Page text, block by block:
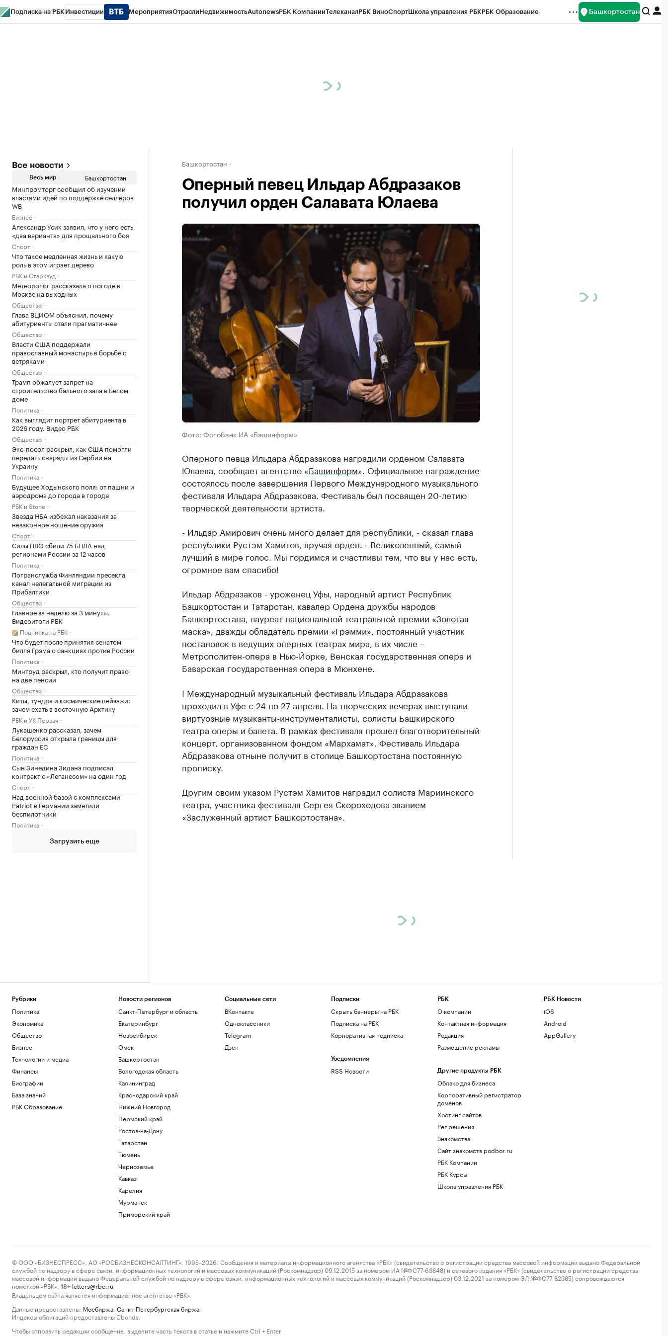
Подписка на РБК Инвестиции МероприятияОтраслиНедвижимостьAutonewsРБК КомпанииТелеканалРБК ВиноСпортШкола управления РБКРБК Образование Башкортостан
Все новости
Весь мир Башкортостан
Минпромторг сообщил об изучении
властями идей по поддержке селлеров
WB
Бизнес
Александр Усик заявил, что у него есть
«два варианта» для прощального боя
Спорт
Что такое медленная жизнь и какую
роль в этом играет дерево
РБК и Старквуд
Метеоролог рассказала о погоде в
Москве на выходных
Общество
Глава ВЦИОМ объяснил, почему
абитуриенты стали прагматичнее
Общество
Власти США поддержали
православный монастырь в борьбе с
ветряками
Общество
Трамп обжалует запрет на
строительство бального зала в Белом
доме
Политика
Как выглядит портрет абитуриента в
2026 году. Видео РБК
Общество
Экс-посол раскрыл, как США помогли
передать снаряды из Сербии на
Украину
Политика
Будущее Ходынского поля: от пашни и
аэродрома до города в городе
РБК и Stone
Звезда НБА избежал наказания за
незаконное ношение оружия
Спорт
Силы ПВО сбили 75 БПЛА над
регионами России за 12 часов
Политика
Погранслужба Финляндии пресекла
канал нелегальной миграции из
Прибалтики
Общество
Главное за неделю за 3 минуты.
Видеоитоги РБК
Подписка на РБК
Что будет после принятия сенатом
билля Грэма о санкциях против России
Политика
Минтруд раскрыл, кто получит право
на две пенсии
Общество
Киты, тундра и космические пейзажи:
зачем ехать в восточную Арктику
РБК и УК Первая
Лукашенко рассказал, зачем
Белоруссия открыла границы для
граждан ЕС
Политика
Сын Зинедина Зидана подписал
контракт с «Леганесом» на один год
Спорт
Над военной базой с комплексами
Patriot в Германии заметили
беспилотники
Политика
Загрузить еще
Башкортостан
Оперный певец Ильдар Абдразаков
получил орден Салавата Юлаева
Фото: Фотобанк ИА «Башинформ»
Оперного певца Ильдара Абдразакова наградили орденом Салавата
Юлаева, сообщает агентство «Башинформ». Официальное награждение
состоялось после завершения Первого Международного музыкального
фестиваля Ильдара Абдразакова. Фестиваль был посвящен 20-летию
творческой деятельности артиста.
- Ильдар Амирович очень много делает для республики, - сказал глава
республики Рустэм Хамитов, вручая орден. - Великолепный, самый
лучший в мире голос. Мы гордимся и счастливы тем, что вы у нас есть,
огромное вам спасибо!
Ильдар Абдразаков - уроженец Уфы, народный артист Республик
Башкортостан и Татарстан, кавалер Ордена дружбы народов
Башкортостана, лауреат национальной театральной премии «Золотая
маска», дважды обладатель премии «Грэмми», постоянный участник
постановок в ведущих оперных театрах мира, в их числе –
Метрополитен-опера в Нью-Йорке, Венская государственная опера и
Баварская государственная опера в Мюнхене.
I Международный музыкальный фестиваль Ильдара Абдразакова
проходил в Уфе с 24 по 27 апреля. На творческих вечерах выступали
виртуозные музыканты-инструменталисты, солисты Башкирского
театра оперы и балета. В рамках фестиваля прошел благотворительный
концерт, организованном фондом «Мархамат». Фестиваль Ильдара
Абдразакова отныне получит в столице Башкортостана постоянную
прописку.
Другим своим указом Рустэм Хамитов наградил солиста Мариинского
театра, участника фестиваля Сергея Скороходова званием
«Заслуженный артист Башкортостана».
Рубрики
Политика
Экономика
Общество
Бизнес
Технологии и медиа
Финансы
Биографии
База знаний
РБК Образование
Новости регионов
Санкт-Петербург и область
Екатеринбург
Новосибирск
Омск
Башкортостан
Вологодская область
Калининград
Краснодарский край
Нижний Новгород
Пермский край
Ростов-на-Дону
Татарстан
Тюмень
Черноземье
Кавказ
Карелия
Мурманск
Приморский край
Социальные сети
ВКонтакте
Одноклассники
Telegram
Дзен
Подписки
Скрыть баннеры на РБК
Подписка на РБК
Корпоративная подписка
Уведомления
RSS Новости
РБК
О компании
Контактная информация
Редакция
Размещение рекламы
Другие продукты РБК
Облако для бизнеса
Корпоративный регистратор
доменов
Хостинг сайтов
Рег.решения
Знакомства
Сайт знакомств podbor.ru
РБК Компании
РБК Курсы
Школа управления РБК
РБК Новости
iOS
Android
AppGallery
© ООО «БИЗНЕСПРЕСС», АО «РОСБИЗНЕСКОНСАЛТИНГ», 1995–2026. Сообщения и материалы информационного агентства «РБК» (свидетельство о регистрации средства массовой информации выдано Федеральной
службой по надзору в сфере связи, информационных технологий и массовых коммуникаций (Роскомнадзор) 09.12.2015 за номером ИА №ФС77-63848) и сетевого издания «РБК» (свидетельство о регистрации средства
массовой информации выдано Федеральной службой по надзору в сфере связи, информационных технологий и массовых коммуникаций (Роскомнадзор) 03.12.2021 за номером ЭЛ №ФС77-82385) сопровождаются
пометкой «РБК».
18+ letters@rbc.ru
Владельцем сайта является информационное агентство «РБК».
Данные предоставлены: Мосбиржа Санкт-Петербургская биржа
Индексы облигаций предоставлены Cbonds.
Чтобы отправить редакции сообщение, выделите часть текста в статье и нажмите Ctrl + Enter